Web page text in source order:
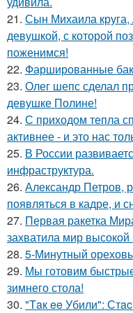
21. Сын Михаила круга,
девушкой, с которой
поженимся!
22. Фаршированные
23. Олег шепс сделал
девушке Полине!
24. С приходом тепла
активнее - и это нас
25. В России
инфраструктура.
26. Александр Петров,
появляться в кадре, и
27. Первая ракетка
захватила мир
28. 5-Минутный
29. Мы готовим
зимнего стола!
30. "Тaк ee Убили":